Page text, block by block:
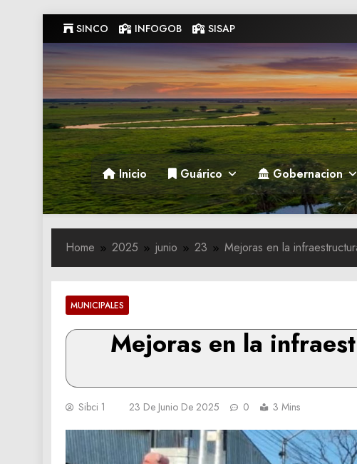
to
content
SINCO INFOGOB SISAP
Gobernacion de Guarico
Gobernacion de Guarico
Inicio Guárico Gobernacion
Home 2025 junio 23 Mejoras en la
MUNICIPALES
Mejoras en la
Sibci 1 23 De Junio De 2025 0 3 Mins